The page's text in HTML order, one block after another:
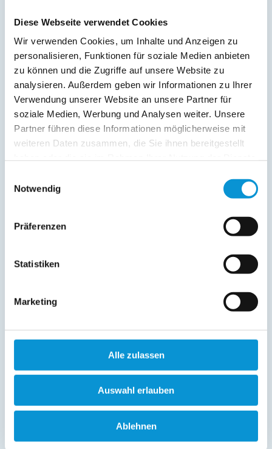
Diese Webseite verwendet Cookies
Wir verwenden Cookies, um Inhalte und Anzeigen zu
personalisieren, Funktionen für soziale Medien anbieten
zu können und die Zugriffe auf unsere Website zu
analysieren. Außerdem geben wir Informationen zu Ihrer
Verwendung unserer Website an unsere Partner für
soziale Medien, Werbung und Analysen weiter. Unsere
Partner führen diese Informationen möglicherweise mit
weiteren Daten zusammen, die Sie ihnen bereitgestellt
Notwendig
Präferenzen
Statistiken
Marketing
Alle zulassen
Auswahl erlauben
Ablehnen
Kopie der Nachricht per Mail zusenden
Reiseversicherungs­informationen anfordern
Ich habe dieDatenschutzhinweisegelesen und bin
*
Ostsee-Ferienwohnungen.de erhebt, verarbeitet und
Bearbeitung Ihres Anliegens
(Buchungsanfrage/Informationsanfrage). Sie können
gespeicherten Daten erhalten sowie die Berichtigung,
Löschung bzw. Sperrung Ihrer Daten verlangen. Die
Löschung bzw. Sperrung Ihrer Daten vor Abschluss der
entgegenstehen. Die vorgenannten Rechte können Sie
gegenüber Ostsee-Ferienwohnungen.de unentgeltlich
*